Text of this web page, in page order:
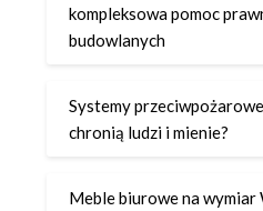
kompleksowa pomoc
budowlanych
Systemy
chronią ludzi i mienie?
Meble biurowe na wymiar